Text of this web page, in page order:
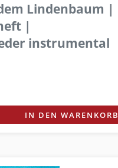
Lindenbaum |
|
instrumental
IN DEN WARENKORB